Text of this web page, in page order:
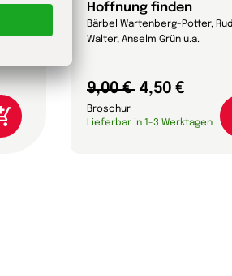
Hoffnung finden
Bärbel Wartenberg-Potter,
Walter, Anselm Grün u.a.
9,00 € 4,50 €
Broschur
Lieferbar in 1-3 Werktagen